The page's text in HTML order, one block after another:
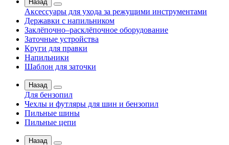
Назад
Аксессуары для ухода за режущими инструментами
Державки с напильником
Заклёпочно–расклёпочное оборудование
Заточные устройства
Круги для правки
Напильники
Шаблон для заточки
Назад
Для бензопил
Чехлы и футляры для шин и бензопил
Пильные шины
Пильные цепи
Назад